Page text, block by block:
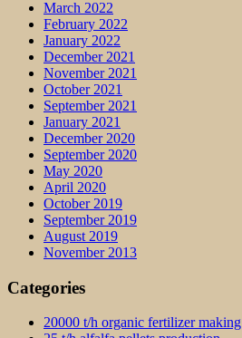
March 2022
February 2022
January 2022
December 2021
November 2021
October 2021
September 2021
January 2021
December 2020
September 2020
May 2020
April 2020
October 2019
September 2019
August 2019
November 2013
Categories
20000 t/h organic fertilizer making